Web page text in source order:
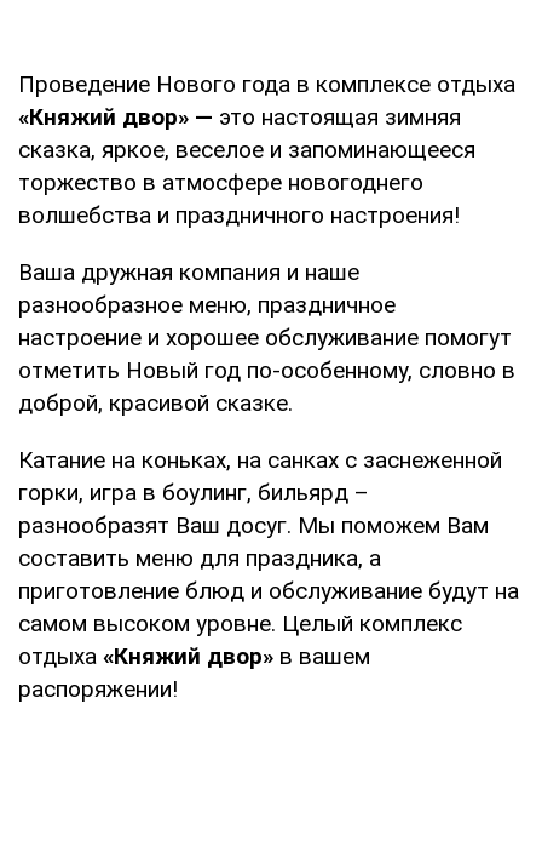
Проведение Нового года в комплексе отдыха
«Княжий двор» — это настоящая зимняя
сказка, яркое, веселое и запоминающееся
торжество в атмосфере новогоднего
волшебства и праздничного настроения!
Ваша дружная компания и наше
разнообразное меню, праздничное
настроение и хорошее обслуживание помогут
отметить Новый год по-особенному, словно в
доброй, красивой сказке.
Катание на коньках, на санках с заснеженной
горки, игра в боулинг, бильярд –
разнообразят Ваш досуг. Мы поможем Вам
составить меню для праздника, а
приготовление блюд и обслуживание будут на
самом высоком уровне. Целый комплекс
отдыха «Княжий двор» в вашем
распоряжении!